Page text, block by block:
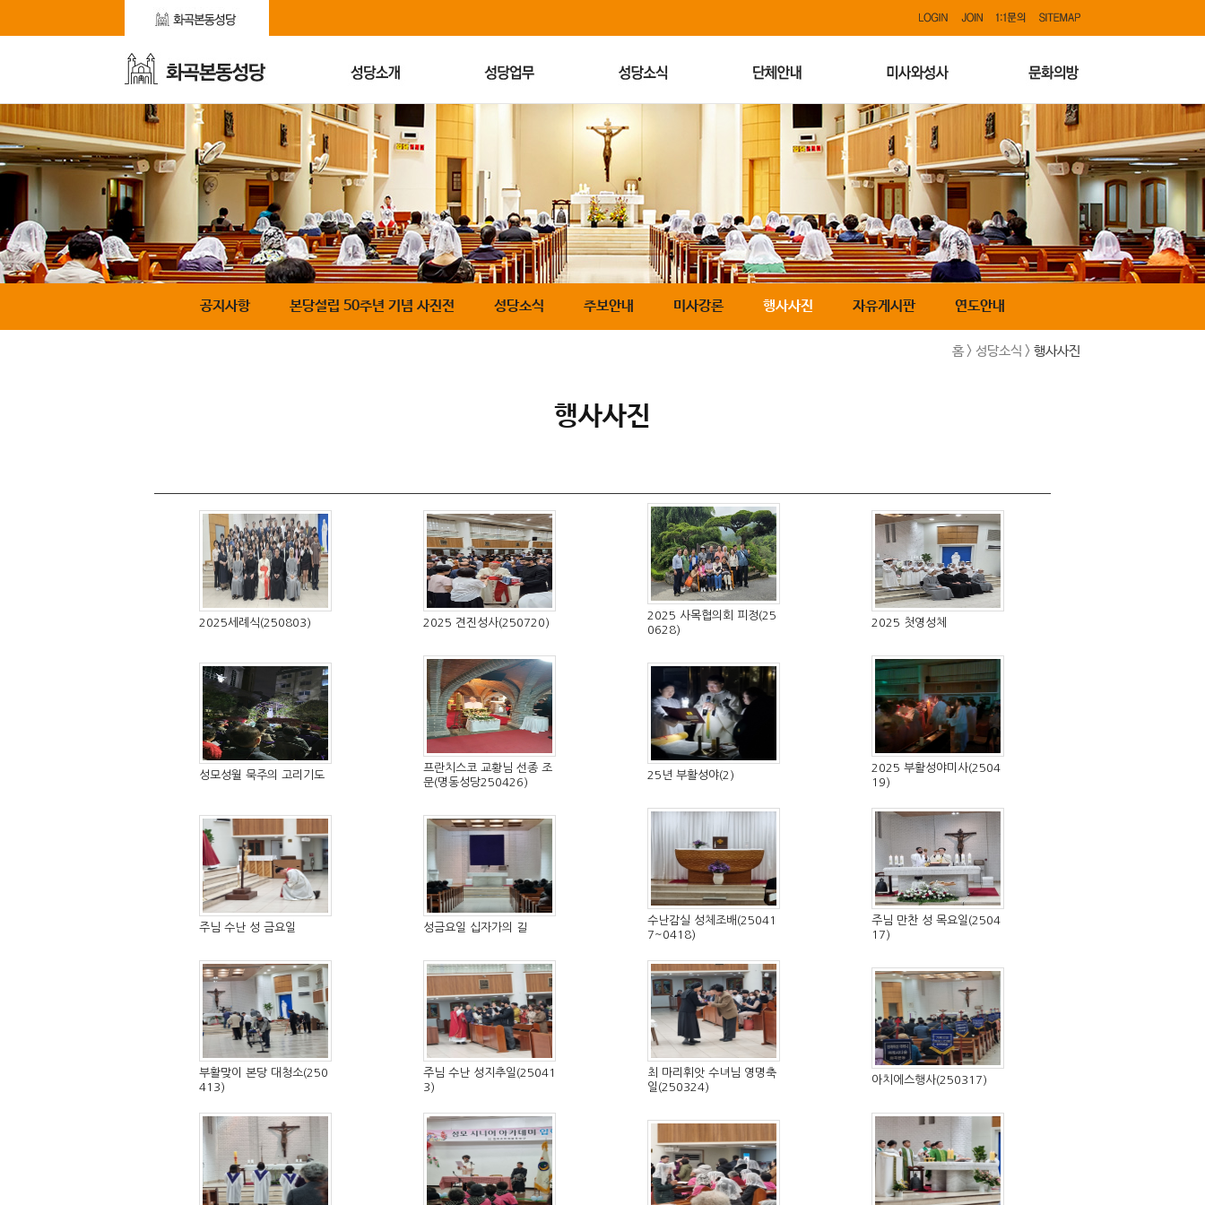
공지사항 본당설립 50주년 기념 사진전 성당소식 주보안내 미사강론 행사사진 자유게시판 연도안내
홈 > 성당소식 > 행사사진
행사사진
2025세례식(250803) 2025 견진성사(250720)
2025 사목협의회 피정(25
0628)
2025 첫영성체
성모성월 묵주의 고리기도
프란치스코 교황님 선종 조
문(명동성당250426)
25년 부활성야(2)
2025 부활성야미사(2504
19)
주님 수난 성 금요일 성금요일 십자가의 길
수난감실 성체조배(25041
7~0418)
주님 만찬 성 목요일(2504
17)
부활맞이 본당 대청소(250
413)
주님 수난 성지추일(25041
3)
최 마리휘앗 수녀님 영명축
일(250324)
아치에스행사(250317)